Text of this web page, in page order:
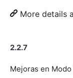
More details
2.2.7
Mejoras en